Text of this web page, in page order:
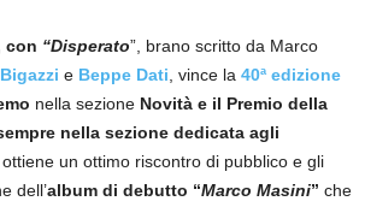
con “Disperato”, brano scritto da Marco
e Beppe Dati , vince la 40ª edizione
nella sezione Novità e il Premio della
nella sezione dedicata agli
ottiene un ottimo riscontro di pubblico e gli
dell’album di debutto “Marco Masini” che